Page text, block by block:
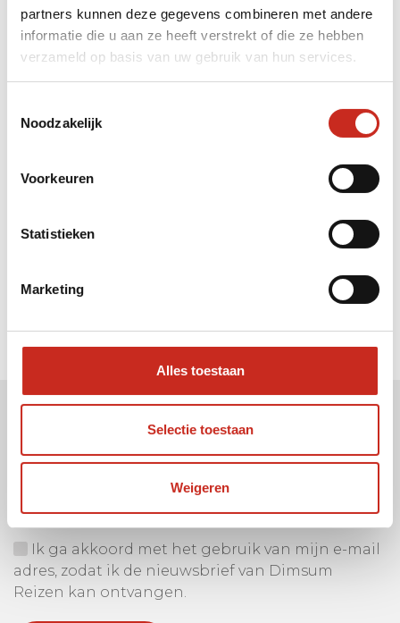
partners kunnen deze gegevens combineren met andere
informatie die u aan ze heeft verstrekt of die ze hebben
verzameld op basis van uw gebruik van hun services.
Noodzakelijk
Voorkeuren
Statistieken
Marketing
Alles toestaan
Selectie toestaan
Weigeren
Liever meteen contact met
Hanne ?
Mail: info@dim-sum.nl
Uw e-mail adres:
Ik ga akkoord met het gebruik van mijn e-mail
adres, zodat ik de nieuwsbrief van Dimsum
Reizen kan ontvangen.